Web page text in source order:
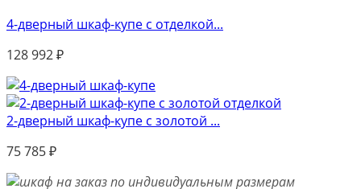
4-дверный шкаф-купе с отделкой...
128 992₽
2-дверный шкаф-купе с золотой ...
75 785₽